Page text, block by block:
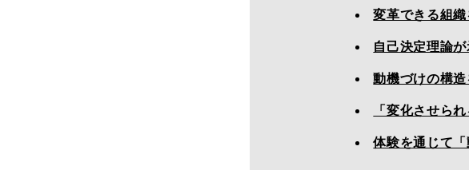
変革できる組
自己決定理論
動機づけの構
「変化させら
体験を通じて